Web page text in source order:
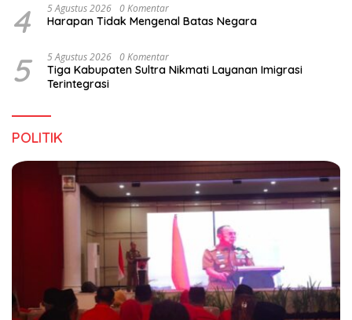
4 5 Agustus 2026 0 Komentar
Harapan Tidak Mengenal Batas Negara
5 5 Agustus 2026 0 Komentar
Tiga Kabupaten Sultra Nikmati Layanan Imigrasi
Terintegrasi
POLITIK